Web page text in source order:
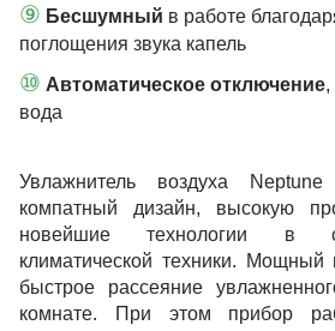
⑨ Бесшумный в работе
поглощения звука капель
⑩ Автоматическое отключение,
вода
Увлажнитель воздуха
компатный дизайн, высокую
новейшие технологии в
климатической техники. Мощный
быстрое рассеяние
комнате. При этом прибор